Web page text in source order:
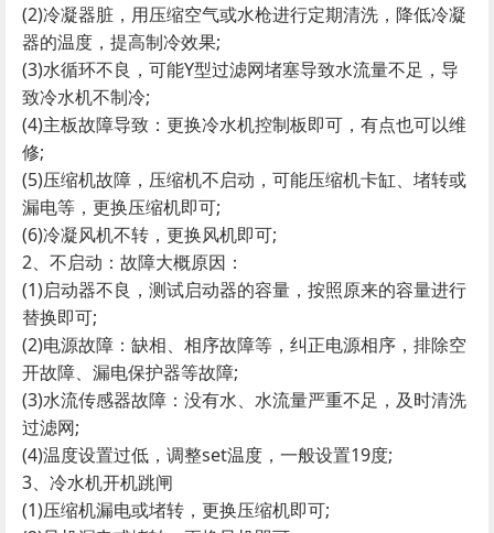
(2)冷凝器脏，用压缩空气或水枪进行定期清洗，降低冷凝
器的温度，提高制冷效果;
(3)水循环不良，可能Y型过滤网堵塞导致水流量不足，导
致冷水机不制冷;
(4)主板故障导致：更换冷水机控制板即可，有点也可以维
修;
(5)压缩机故障，压缩机不启动，可能压缩机卡缸、堵转或
漏电等，更换压缩机即可;
(6)冷凝风机不转，更换风机即可;
2、不启动：故障大概原因：
(1)启动器不良，测试启动器的容量，按照原来的容量进行
替换即可;
(2)电源故障：缺相、相序故障等，纠正电源相序，排除空
开故障、漏电保护器等故障;
(3)水流传感器故障：没有水、水流量严重不足，及时清洗
过滤网;
(4)温度设置过低，调整set温度，一般设置19度;
3、冷水机开机跳闸
(1)压缩机漏电或堵转，更换压缩机即可;